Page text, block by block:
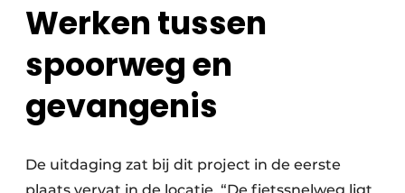
Werken tussen
spoorweg en
gevangenis
De uitdaging zat bij dit project in de eerste